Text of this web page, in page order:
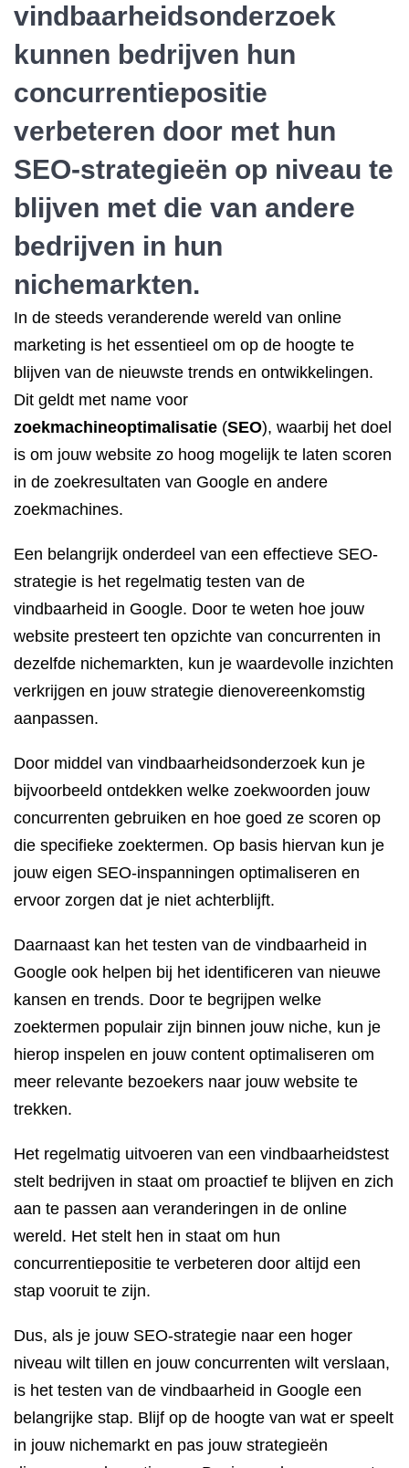
vindbaarheidsonderzoek
kunnen bedrijven hun
concurrentiepositie
verbeteren door met hun
SEO-strategieën op niveau te
blijven met die van andere
bedrijven in hun
nichemarkten.
In de steeds veranderende wereld van online
marketing is het essentieel om op de hoogte te
blijven van de nieuwste trends en ontwikkelingen.
Dit geldt met name voor
zoekmachineoptimalisatie (SEO), waarbij het doel
is om jouw website zo hoog mogelijk te laten scoren
in de zoekresultaten van Google en andere
zoekmachines.
Een belangrijk onderdeel van een effectieve SEO-
strategie is het regelmatig testen van de
vindbaarheid in Google. Door te weten hoe jouw
website presteert ten opzichte van concurrenten in
dezelfde nichemarkten, kun je waardevolle inzichten
verkrijgen en jouw strategie dienovereenkomstig
aanpassen.
Door middel van vindbaarheidsonderzoek kun je
bijvoorbeeld ontdekken welke zoekwoorden jouw
concurrenten gebruiken en hoe goed ze scoren op
die specifieke zoektermen. Op basis hiervan kun je
jouw eigen SEO-inspanningen optimaliseren en
ervoor zorgen dat je niet achterblijft.
Daarnaast kan het testen van de vindbaarheid in
Google ook helpen bij het identificeren van nieuwe
kansen en trends. Door te begrijpen welke
zoektermen populair zijn binnen jouw niche, kun je
hierop inspelen en jouw content optimaliseren om
meer relevante bezoekers naar jouw website te
trekken.
Het regelmatig uitvoeren van een vindbaarheidstest
stelt bedrijven in staat om proactief te blijven en zich
aan te passen aan veranderingen in de online
wereld. Het stelt hen in staat om hun
concurrentiepositie te verbeteren door altijd een
stap vooruit te zijn.
Dus, als je jouw SEO-strategie naar een hoger
niveau wilt tillen en jouw concurrenten wilt verslaan,
is het testen van de vindbaarheid in Google een
belangrijke stap. Blijf op de hoogte van wat er speelt
in jouw nichemarkt en pas jouw strategieën